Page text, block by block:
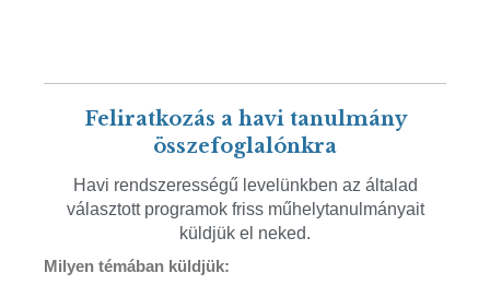
Feliratkozás a havi tanulmány
összefoglalónkra
Havi rendszerességű levelünkben az általad
választott programok friss műhelytanulmányait
küldjük el neked.
Milyen témában küldjük: